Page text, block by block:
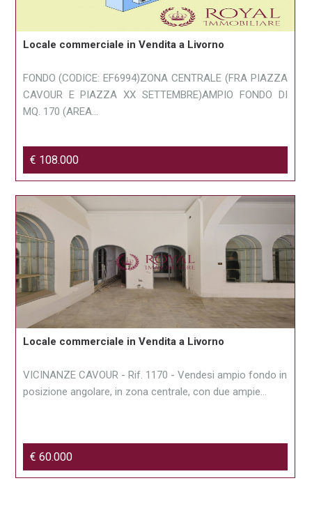
Locale commerciale in Vendita a Livorno
FONDO (CODICE: EF6994)ZONA CENTRALE (FRA PIAZZA
CAVOUR E PIAZZA XX SETTEMBRE)AMPIO FONDO DI
MQ. 170 (AREA...
€ 108.000
Locale commerciale in Vendita a Livorno
VICINANZE CAVOUR - Rif. 1170 - Vendesi ampio fondo in
posizione angolare, in zona centrale, con due ampie...
€ 60.000